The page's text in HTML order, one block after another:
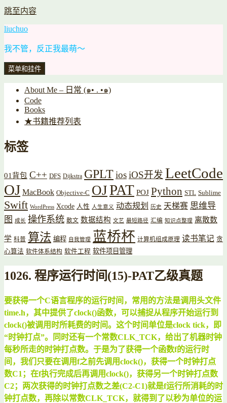
跳至内容
liuchuo
我不管，反正我最萌～
菜单和挂件
About Me – 日常 (๑• . •๑)
Code
Books
★书籍推荐列表
标签
01背包 C++ DFS Dijkstra GPLTiosiOS开发 LeetCode
OJ MacBook Objective-C OJPAT POJ Python STL Sublime
Swift WordPress Xcode 人性 人生意义 动态规划 历史 天梯赛 思维导
图
成长 操作系统 散文 数据结构 文艺 最短路径 汇编 知识点整理 离散数
学 科普 算法 编程 自我管理 蓝桥杯 计算机组成原理 读书笔记 贪
心算法 软件体系结构 软件工程 软件项目管理
1026. 程序运行时间(15)-PAT乙级真题
要获得一个C语言程序的运行时间，常用的方法是调用头文件
time.h，其中提供了clock()函数， 可以捕捉从程序开始运行到
clock()被调用时所耗费的时间。这个时间单位是clock tick，
即
“时钟打点”。同时还有一个常数CLK_TCK，给出了机器时钟
每秒所走的时钟打点数。于是为了获得一个函数f的运行时
间，我们只要在调用f之前先调用clock()，获得一个时钟打点
数C1； 在f执行完成后再调用clock()，获得另一个时钟打点数
C2；两次获得的时钟打点数之差(C2-C1)就是f运行所消耗的时
钟打点数，再除以常数CLK_TCK，就得到了以秒为单位的运